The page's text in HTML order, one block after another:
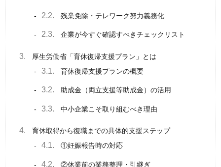
2.2. 残業免除・テレワーク努力義務化
2.3. 企業が今すぐ確認すべきチェックリスト
3. 厚生労働省「育休復帰支援プラン」とは
3.1. 育休復帰支援プランの概要
3.2. 助成金（両立支援等助成金）の活用
3.3. 中小企業こそ取り組むべき理由
4. 育休取得から復職までの具体的支援ステップ
4.1. ①妊娠報告時の対応
4.2. ②休業前の業務整理・引継ぎ